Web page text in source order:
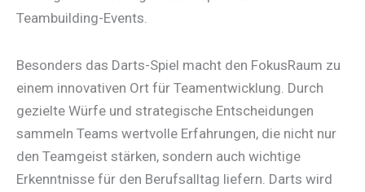
Teambuilding-Events.
Besonders das Darts-Spiel macht den FokusRaum zu
einem innovativen Ort für Teamentwicklung. Durch
gezielte Würfe und strategische Entscheidungen
sammeln Teams wertvolle Erfahrungen, die nicht nur
den Teamgeist stärken, sondern auch wichtige
Erkenntnisse für den Berufsalltag liefern. Darts wird